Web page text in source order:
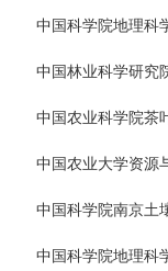
中国科学院地理科
中国林业科学研究
中国农业科学院茶
中国农业大学资源
中国科学院南京土
中国科学院地理科